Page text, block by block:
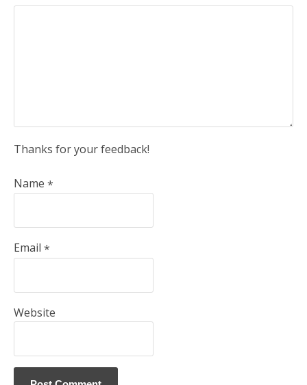
Thanks for your feedback!
Name *
Email *
Website